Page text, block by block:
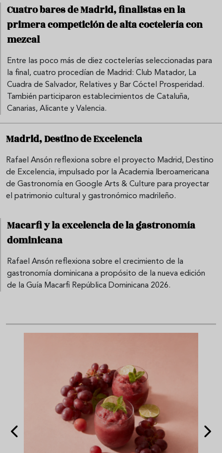
Cuatro bares de Madrid, finalistas en la
primera competición de alta coctelería con
mezcal
Entre las poco más de diez coctelerías seleccionadas para
la final, cuatro procedían de Madrid: Club Matador, La
Cuadra de Salvador, Relatives y Bar Cóctel Prosperidad.
También participaron establecimientos de Cataluña,
Canarias, Alicante y Valencia.
Madrid, Destino de Excelencia
Rafael Ansón reflexiona sobre el proyecto Madrid, Destino
de Excelencia, impulsado por la Academia Iberoamericana
de Gastronomía en Google Arts & Culture para proyectar
el patrimonio cultural y gastronómico madrileño.
Macarfi y la excelencia de la gastronomía
dominicana
Rafael Ansón reflexiona sobre el crecimiento de la
gastronomía dominicana a propósito de la nueva edición
de la Guía Macarfi República Dominicana 2026.